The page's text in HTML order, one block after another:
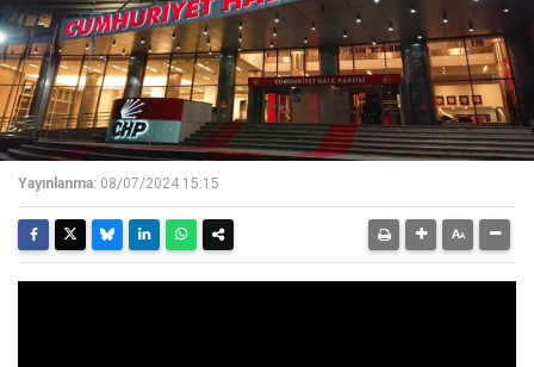
Yayınlanma: 08/07/2024 15:15